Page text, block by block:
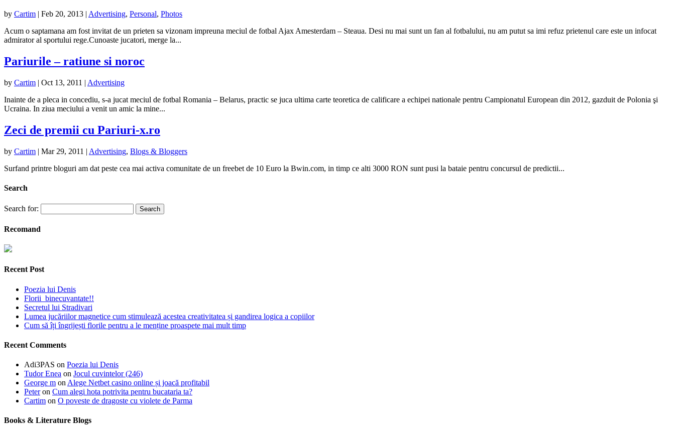
by Cartim | Feb 20, 2013 | Advertising, Personal, Photos
Acum o saptamana am fost invitat de un prieten sa vizonam impreuna meciul de fotbal Ajax Amesterdam – Steaua. Desi nu mai sunt un fan al fotbalului, nu am putut sa imi refuz prietenul care este un infocat
admirator al sportului rege.Cunoaste jucatori, merge la...
Pariurile – ratiune si noroc
by Cartim | Oct 13, 2011 | Advertising
Inainte de a pleca in concediu, s-a jucat meciul de fotbal Romania – Belarus, practic se juca ultima carte teoretica de calificare a echipei nationale pentru Campionatul European din 2012, gazduit de Polonia şi
Ucraina. In ziua meciului a venit un amic la mine...
Zeci de premii cu Pariuri-x.ro
by Cartim | Mar 29, 2011 | Advertising, Blogs & Bloggers
Surfand printre bloguri am dat peste cea mai activa comunitate de un freebet de 10 Euro la Bwin.com, in timp ce alti 3000 RON sunt pusi la bataie pentru concursul de predictii...
Search
Search for:
Recomand
Recent Post
Poezia lui Denis
Florii binecuvantate!!
Secretul lui Stradivari
Lumea jucăriilor magnetice cum stimulează acestea creativitatea și gandirea logica a copiilor
Cum să îți îngrijești florile pentru a le menține proaspete mai mult timp
Recent Comments
Adi3PAS on Poezia lui Denis
Tudor Enea on Jocul cuvintelor (246)
George m on Alege Netbet casino online și joacă profitabil
Peteron Cum alegi hota potrivita pentru bucataria ta?
Cartim on O poveste de dragoste cu violete de Parma
Books & Literature Blogs